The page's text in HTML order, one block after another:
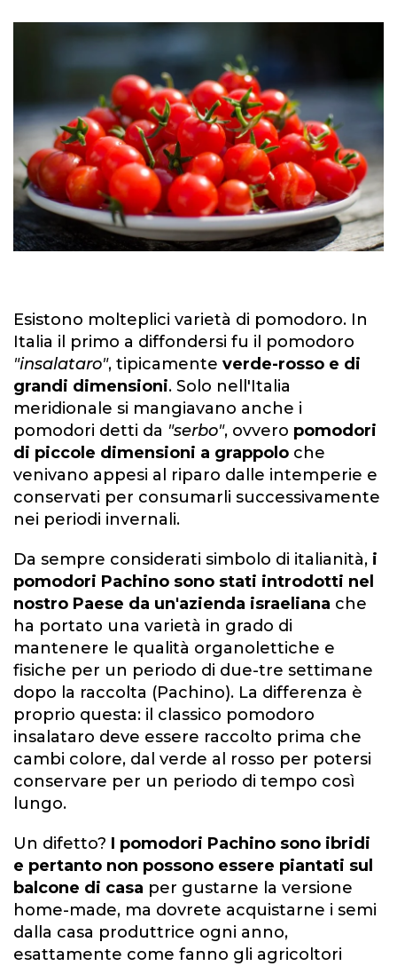
Esistono molteplici varietà di pomodoro. In
Italia il primo a diffondersi fu il pomodoro
"insalataro", tipicamente verde-rosso e di
grandi dimensioni. Solo nell'Italia
meridionale si mangiavano anche i
pomodori detti da "serbo", ovvero pomodori
di piccole dimensioni a grappolo che
venivano appesi al riparo dalle intemperie e
conservati per consumarli successivamente
nei periodi invernali.
Da sempre considerati simbolo di italianità, i
pomodori Pachino sono stati introdotti nel
nostro Paese da un'azienda israeliana che
ha portato una varietà in grado di
mantenere le qualità organolettiche e
fisiche per un periodo di due-tre settimane
dopo la raccolta (Pachino). La differenza è
proprio questa: il classico pomodoro
insalataro deve essere raccolto prima che
cambi colore, dal verde al rosso per potersi
conservare per un periodo di tempo così
lungo.
Un difetto? I pomodori Pachino sono ibridi
e pertanto non possono essere piantati sul
balcone di casa per gustarne la versione
home-made, ma dovrete acquistarne i semi
dalla casa produttrice ogni anno,
esattamente come fanno gli agricoltori